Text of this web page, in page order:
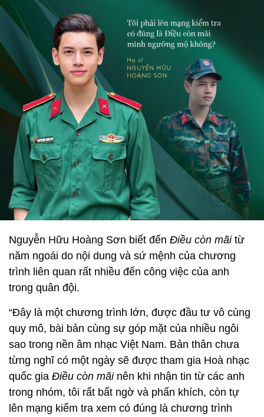
Nguyễn Hữu Hoàng Sơn biết đến Điều còn mãi từ
năm ngoái do nội dung và sứ mệnh của chương
trình liên quan rất nhiều đến công việc của anh
trong quân đội.
“Đây là một chương trình lớn, được đầu tư vô cùng
quy mô, bài bản cùng sự góp mặt của nhiều ngôi
sao trong nền âm nhạc Việt Nam. Bản thân chưa
từng nghĩ có một ngày sẽ được tham gia Hoà nhạc
quốc gia Điều còn mãinên khi nhận tin từ các anh
trong nhóm, tôi rất bất ngờ và phấn khích, còn tự
lên mạng kiểm tra xem có đúng là chương trình